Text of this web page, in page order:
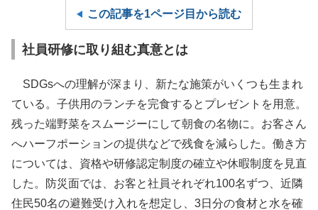
この記事を1ページ目から読む
社員研修に取り組む真意とは
SDGsへの理解が深まり、新たな施策がいくつも生まれ
ている。子供用のランチを完食するとプレゼントを用意。
残った端野菜をスムージーにして朝食の名物に。お客さん
へハーフポーションの提供などで残食を減らした。働き方
については、資格や研修認定制度の確立や休暇制度を見直
した。防災面では、お客と社員それぞれ100名ずつ、近隣
住民50名の避難受け入れを想定し、3日分の食材と水を確